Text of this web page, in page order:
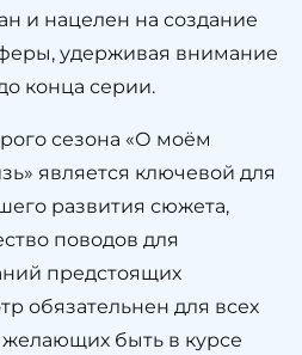
и нацелен на создание
удерживая внимание
конца серии.
сезона «О моём
является ключевой для
развития сюжета,
поводов для
предстоящих
обязательнен для всех
быть в курсе